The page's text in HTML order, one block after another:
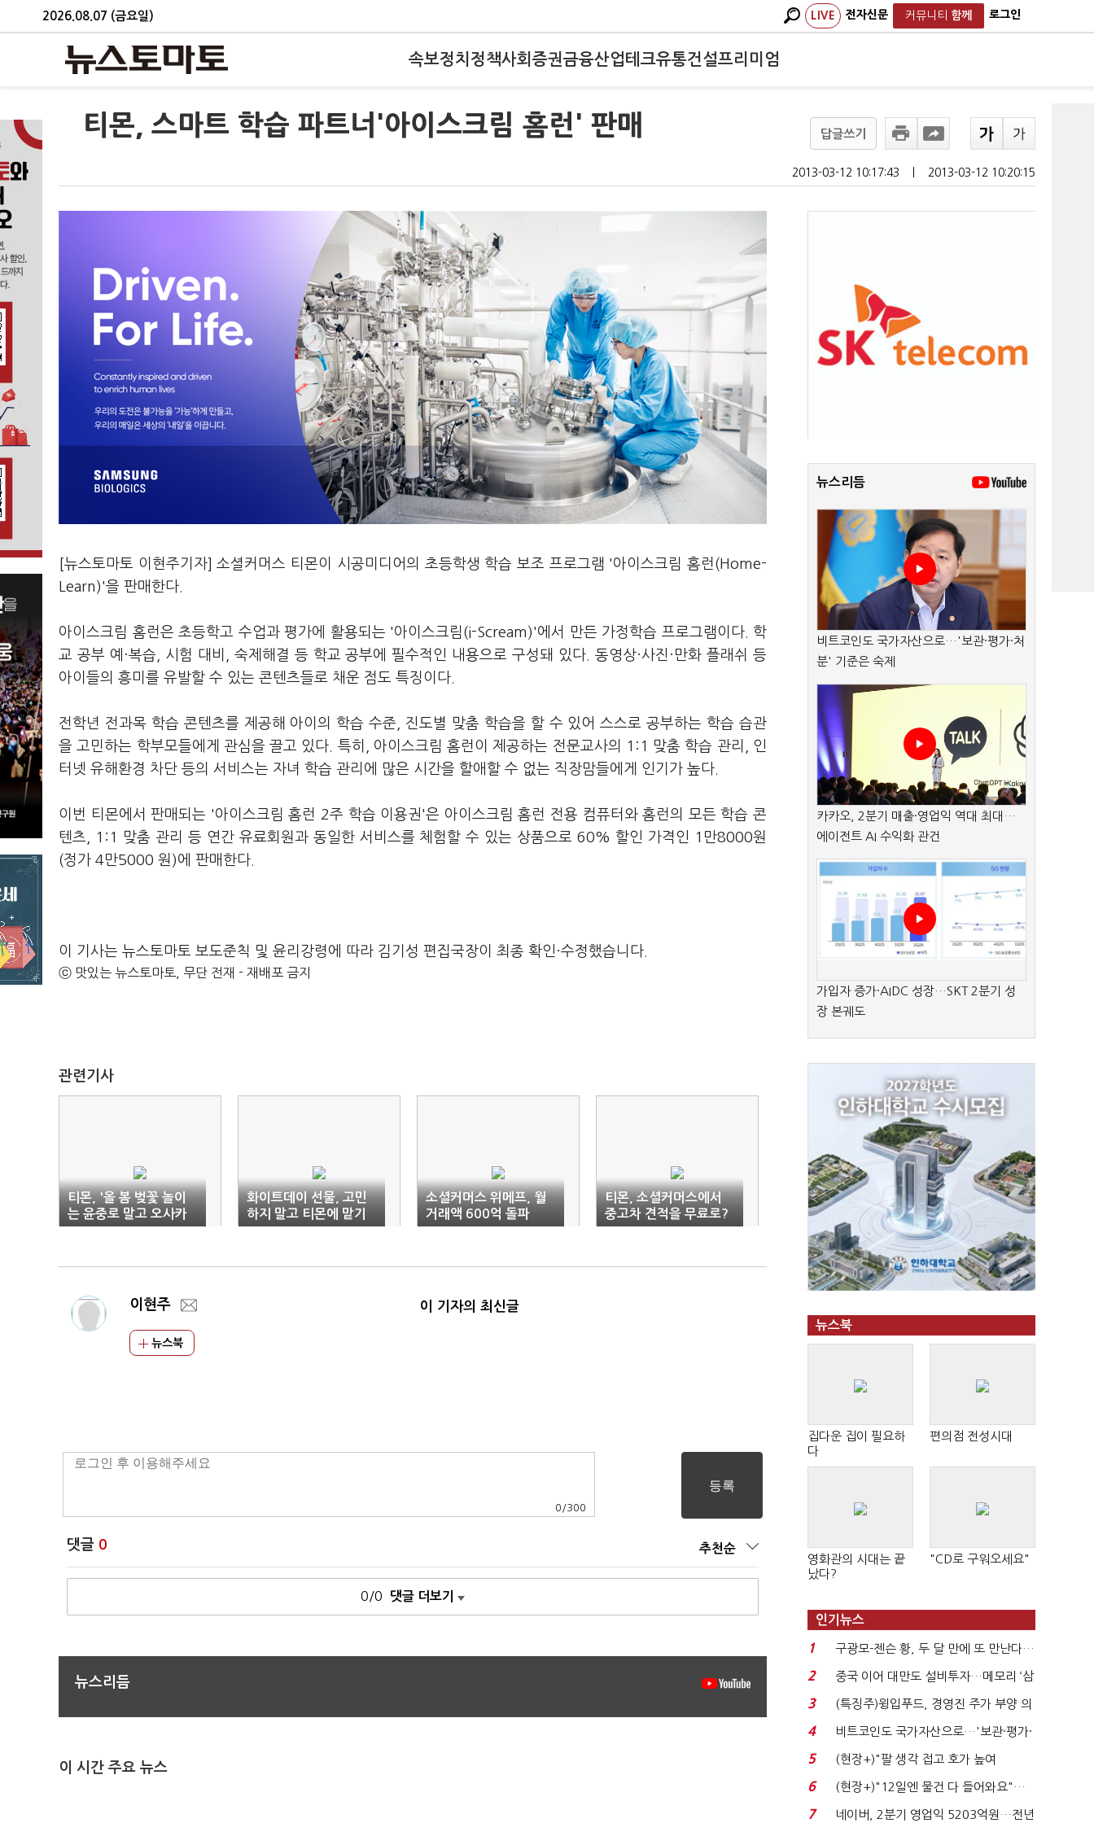
2026.08.07 (금요일) LIVE 전자신문 커뮤니티 함께 로그인
속보정치 정책사회 증권금융산업테크유통건설프리미엄
티몬, 스마트 학습 파트너'아이스크림 홈런' 판매 답글쓰기
2013-03-12 10:17:43 2013-03-12 10:20:15
[뉴스토마토 이현주기자] 소셜커머스 티몬이 시공미디어의 초등학생 학습 보조 프로그램 '아이스크림 홈런(Home-
Learn)'을 판매한다.
아이스크림 홈런은 초등학고 수업과 평가에 활용되는 '아이스크림(i-Scream)'에서 만든 가정학습 프로그램이다. 학
교 공부 예·복습, 시험 대비, 숙제해결 등 학교 공부에 필수적인 내용으로 구성돼 있다. 동영상·사진·만화 플래쉬 등
아이들의 흥미를 유발할 수 있는 콘텐츠들로 채운 점도 특징이다.
전학년 전과목 학습 콘텐츠를 제공해 아이의 학습 수준, 진도별 맞춤 학습을 할 수 있어 스스로 공부하는 학습 습관
을 고민하는 학부모들에게 관심을 끌고 있다. 특히, 아이스크림 홈런이 제공하는 전문교사의 1:1 맞춤 학습 관리, 인
터넷 유해환경 차단 등의 서비스는 자녀 학습 관리에 많은 시간을 할애할 수 없는 직장맘들에게 인기가 높다.
이번 티몬에서 판매되는 '아이스크림 홈런 2주 학습 이용권'은 아이스크림 홈런 전용 컴퓨터와 홈런의 모든 학습 콘
텐츠, 1:1 맞춤 관리 등 연간 유료회원과 동일한 서비스를 체험할 수 있는 상품으로 60% 할인 가격인 1만8000원
(정가 4만5000 원)에 판매한다.
이 기사는 뉴스토마토 보도준칙 및 윤리강령에 따라 김기성 편집국장이 최종 확인·수정했습니다.
ⓒ 맛있는 뉴스토마토, 무단 전재 - 재배포 금지
관련기사
티몬, '올 봄 벚꽃 놀이
는 윤중로 말고 오사카
에서!'
화이트데이 선물, 고민
하지 말고 티몬에 맡기
자!
소셜커머스 위메프, 월
거래액 600억 돌파
티몬, 소셜커머스에서
중고차 견적을 무료로?
이현주
뉴스북
이 기자의 최신글
0 /300
댓글 0 추천순
0/0 댓글 더보기
뉴스리듬
이 시간 주요 뉴스
뉴스리듬
비트코인도 국가자산으로…'보관·평가·처
분' 기준은 숙제
카카오, 2분기 매출·영업익 역대 최대…
에이전트 AI 수익화 관건
가입자 증가·AIDC 성장…SKT 2분기 성
장 본궤도
뉴스북
집다운 집이 필요하
다
편의점 전성시대
영화관의 시대는 끝
났다?
"CD로 구워오세요"
인기뉴스
1
구광모-젠슨 황, 두 달 만에 또 만난다…
로봇·AI 등 논...
2
중국 이어 대만도 설비투자…메모리 ‘삼
국전쟁’
3
(특징주)윙입푸드, 경영진 주가 부양 의
지에 상한가...
4
비트코인도 국가자산으로…'보관·평가·
처분' 기준은 ...
5
(현장+)"팔 생각 접고 호가 높여
요"…'덜 똘똘한 한 채' 20...
6
(현장+)"12일엔 물건 다 들어와요"…
빈 매대 채우며 문 연 ...
7 네이버, 2분기 영업익 5203억원…전년